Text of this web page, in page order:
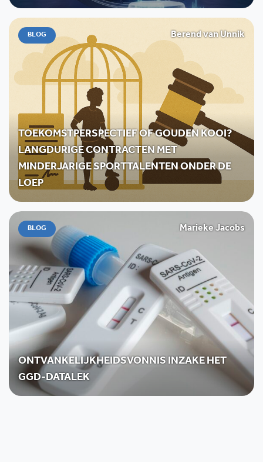
BLOG Berend van Unnik
TOEKOMSTPERSPECTIEF OF GOUDEN KOOI?
LANGDURIGE CONTRACTEN MET
MINDERJARIGE SPORTTALENTEN ONDER DE
LOEP
BLOG Marieke Jacobs
ONTVANKELIJKHEIDSVONNIS INZAKE HET
GGD-DATALEK